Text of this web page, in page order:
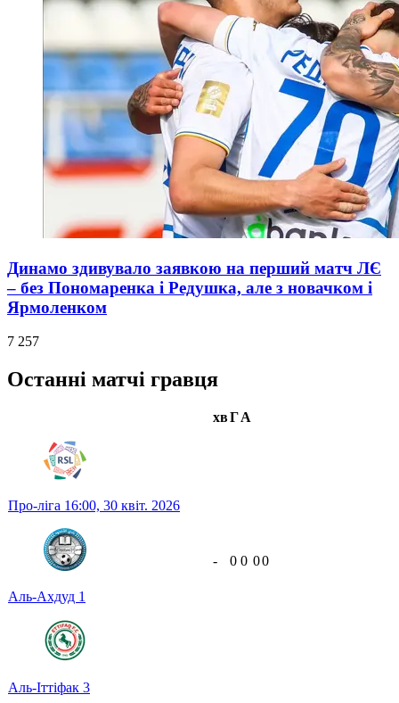
Динамо здивувало заявкою на перший матч ЛЄ
– без Пономаренка і Редушка, але з новачком і
Ярмоленком
7 257
Останні матчі гравця
хвГА
Про-ліга 16:00, 30 квіт. 2026
Аль-Ахдуд 1
Аль-Іттіфак 3
- 0 0 00